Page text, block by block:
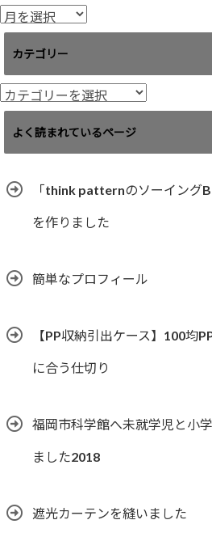
ア
ー
イ
ブ
カテゴリー
カ
テ
リ
よく読まれているページ
「think patternのソーイング
を作りました
簡単なプロフィール
【PP収納引出ケース】100均
に合う仕切り
福岡市科学館へ未就学児と小
ました2018
遮光カーテンを縫いました